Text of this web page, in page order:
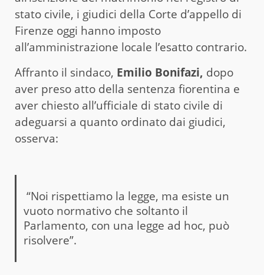
stato civile, i giudici della Corte d’appello di
Firenze oggi hanno imposto
all’amministrazione locale l’esatto contrario.
Affranto il sindaco, Emilio Bonifazi, dopo
aver preso atto della sentenza fiorentina e
aver chiesto all’ufficiale di stato civile di
adeguarsi a quanto ordinato dai giudici,
osserva:
“Noi rispettiamo la legge, ma esiste un
vuoto normativo che soltanto il
Parlamento, con una legge ad hoc, può
risolvere”.